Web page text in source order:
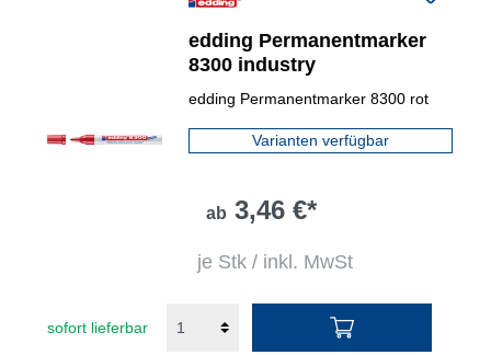
edding Permanentmarker
8300 industry
edding Permanentmarker 8300 rot
Varianten verfügbar
ab 3,46 €*
je Stk / inkl. MwSt
sofort lieferbar